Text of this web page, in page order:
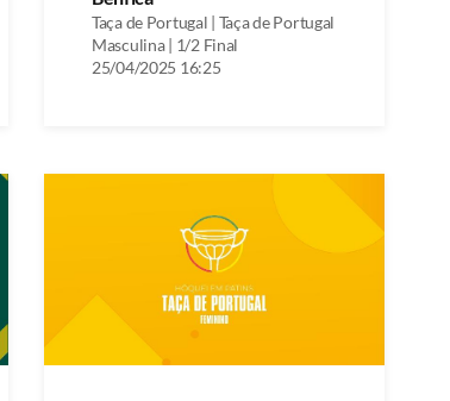
Taça de Portugal | Taça de Portugal
Masculina | 1/2 Final
25/04/2025 16:25